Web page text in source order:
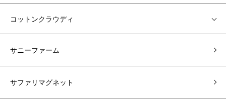
コットンクラウディ
サニーファーム
サファリマグネット